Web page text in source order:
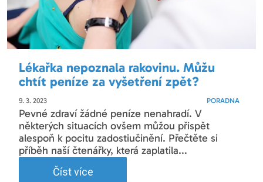
Lékařka nepoznala rakovinu. Můžu
chtít peníze za vyšetření zpět?
9. 3. 2023 PORADNA
Pevné zdraví žádné peníze nenahradí. V
některých situacích ovšem můžou přispět
alespoň k pocitu zadostiučinění. Přečtěte si
příběh naší čtenářky, která zaplatila...
Číst více